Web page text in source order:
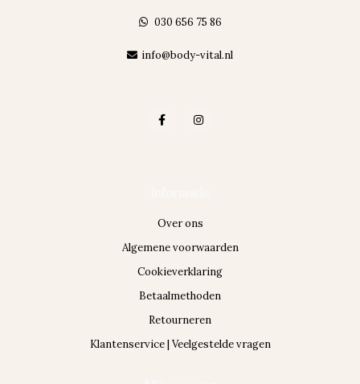
030 656 75 86
info@body-vital.nl
Over ons
Algemene voorwaarden
Cookieverklaring
Betaalmethoden
Retourneren
Klantenservice | Veelgestelde vragen